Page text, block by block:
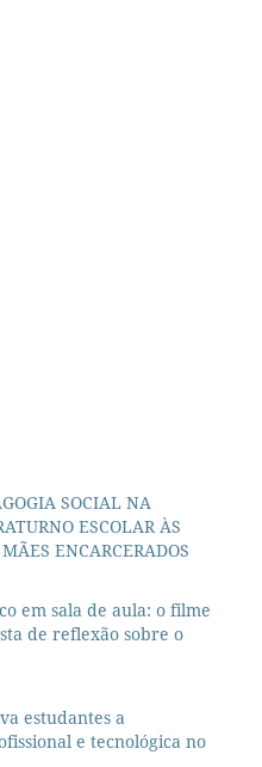
SOCIAL NA
ESCOLAR ÀS
ENCARCERADOS
em sala de aula: o filme
de reflexão sobre o
estudantes a
e tecnológica no